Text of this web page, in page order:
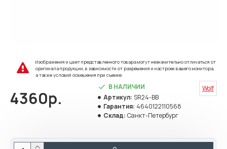
Изображения и цвет представленного товара могут незначительно отличаться от
оригинала продукции, в зависимости от разрешения и настроек вашего монитора,
а также условий освещения при съемке.
4360р.
В НАЛИЧИИ
Артикул: SR24-BB
Гарантия: 4640122110568
Склад: Санкт-Петербург
Wolf